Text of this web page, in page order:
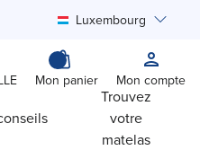
Luxembourg
Mon panier Mon compte
Trouvez
votre
matelas